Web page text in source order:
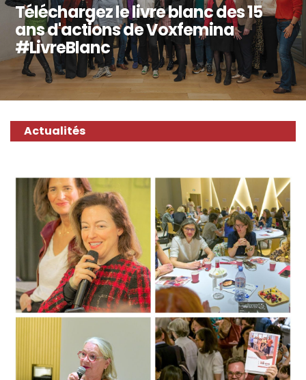
Téléchargez le livre blanc des 15
ans d'actions de Voxfemina
#LivreBlanc
Actualités